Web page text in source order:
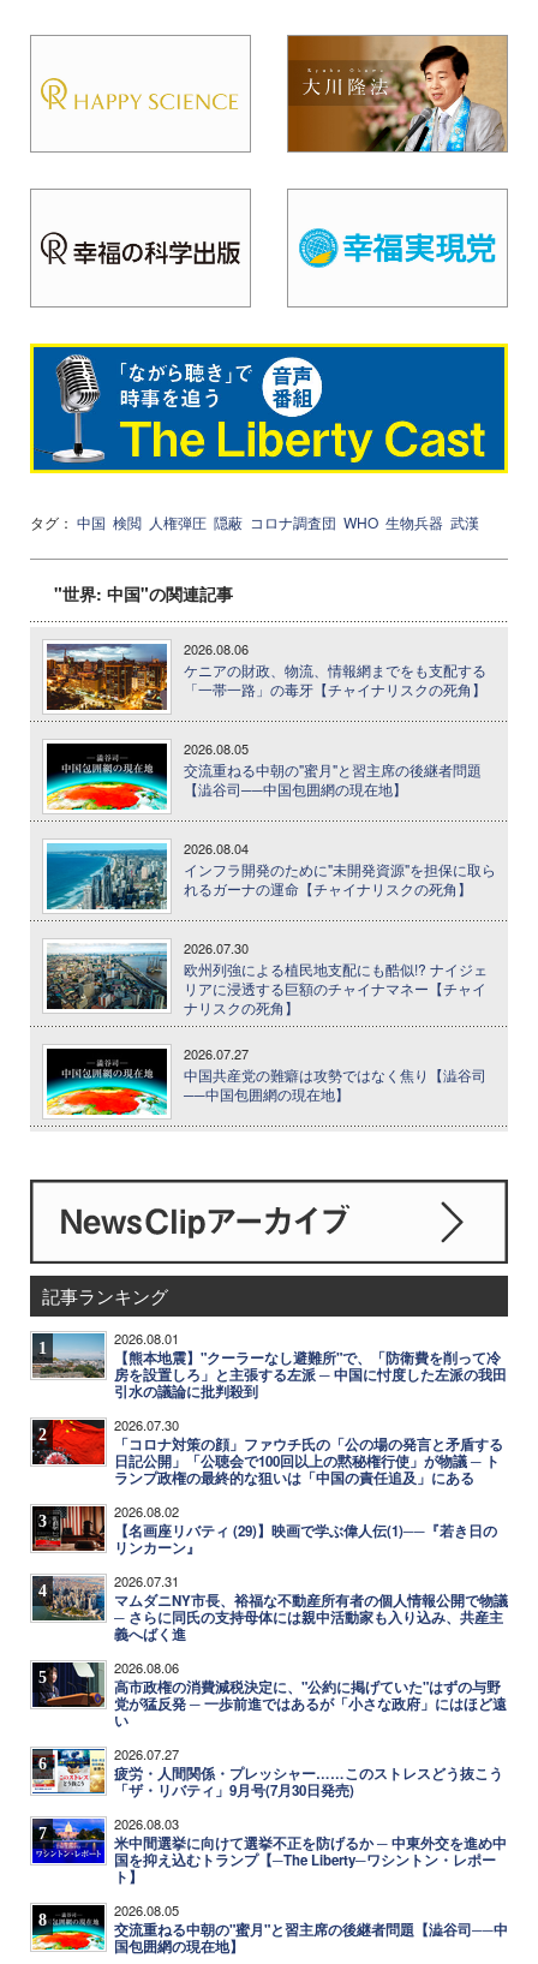
タグ： 中国 検閲 人権弾圧 隠蔽 コロナ調査団 WHO 生物兵器 武漢
"世界: 中国"の関連記事
2026.08.06
ケニアの財政、物流、情報網までをも支配する
「一帯一路」の毒牙【チャイナリスクの死角】
2026.08.05
交流重ねる中朝の"蜜月"と習主席の後継者問題
【澁谷司──中国包囲網の現在地】
2026.08.04
インフラ開発のために"未開発資源"を担保に取ら
れるガーナの運命【チャイナリスクの死角】
2026.07.30
欧州列強による植民地支配にも酷似!? ナイジェ
リアに浸透する巨額のチャイナマネー【チャイ
ナリスクの死角】
2026.07.27
中国共産党の難癖は攻勢ではなく焦り【澁谷司
──中国包囲網の現在地】
記事ランキング
1 2026.08.01
【熊本地震】"クーラーなし避難所"で、「防衛費を削って冷
房を設置しろ」と主張する左派 ─ 中国に忖度した左派の我田
引水の議論に批判殺到
2 2026.07.30
「コロナ対策の顔」ファウチ氏の「公の場の発言と矛盾する
日記公開」「公聴会で100回以上の黙秘権行使」が物議 ─ ト
ランプ政権の最終的な狙いは「中国の責任追及」にある
3 2026.08.02
【名画座リバティ (29)】映画で学ぶ偉人伝(1)──『若き日の
リンカーン』
4 2026.07.31
マムダニNY市長、裕福な不動産所有者の個人情報公開で物議
─ さらに同氏の支持母体には親中活動家も入り込み、共産主
義へばく進
5 2026.08.06
高市政権の消費減税決定に、"公約に掲げていた"はずの与野
党が猛反発 ─ 一歩前進ではあるが「小さな政府」にはほど遠
い
6 2026.07.27
疲労・人間関係・プレッシャー……このストレスどう抜こう
「ザ・リバティ」9月号(7月30日発売)
7 2026.08.03
米中間選挙に向けて選挙不正を防げるか ─ 中東外交を進め中
国を抑え込むトランプ【─The Liberty─ワシントン・レポー
ト】
8 2026.08.05
交流重ねる中朝の"蜜月"と習主席の後継者問題【澁谷司──中
国包囲網の現在地】